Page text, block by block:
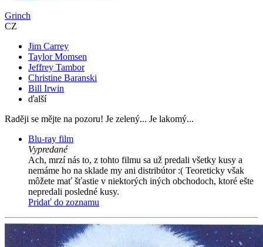
Grinch
CZ
Jim Carrey
Taylor Momsen
Jeffrey Tambor
Christine Baranski
Bill Irwin
ďalší
Raději se mějte na pozoru! Je zelený... Je lakomý...
Blu-ray film
Vypredané
Ach, mrzí nás to, z tohto filmu sa už predali všetky kusy a
nemáme ho na sklade my ani distribútor :( Teoreticky však
môžete mať šťastie v niektorých iných obchodoch, ktoré ešte
nepredali posledné kusy.
Pridať do zoznamu